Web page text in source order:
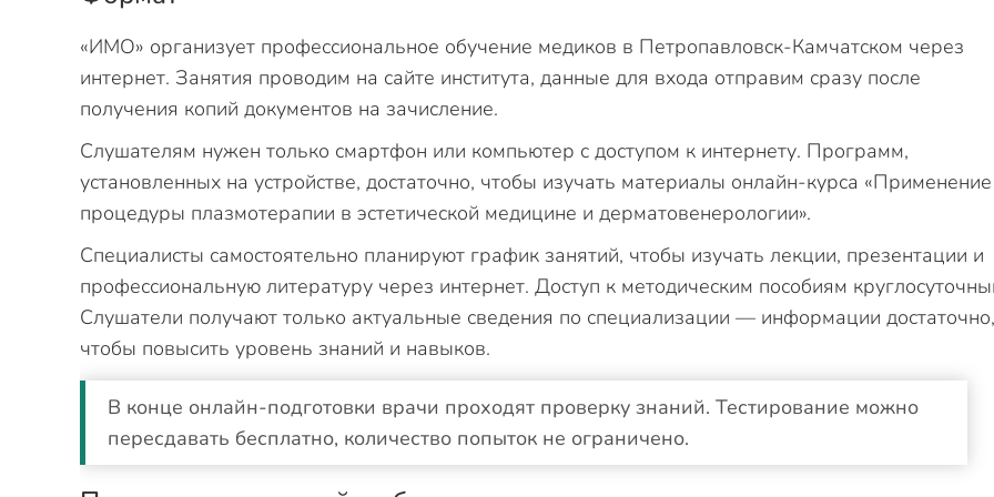
«ИМО» организует профессиональное обучение медиков в Петропавловск-Камчатском через
интернет. Занятия проводим на сайте института, данные для входа отправим сразу после
получения копий документов на зачисление.
Слушателям нужен только смартфон или компьютер с доступом к интернету. Программ,
установленных на устройстве, достаточно, чтобы изучать материалы онлайн-курса «Применение
процедуры плазмотерапии в эстетической медицине и дерматовенерологии».
Специалисты самостоятельно планируют график занятий, чтобы изучать лекции, презентации и
профессиональную литературу через интернет. Доступ к методическим пособиям
Слушатели получают только актуальные сведения по специализации — информации достаточно,
чтобы повысить уровень знаний и навыков.
В конце онлайн-подготовки врачи проходят проверку знаний. Тестирование можно
пересдавать бесплатно, количество попыток не ограничено.